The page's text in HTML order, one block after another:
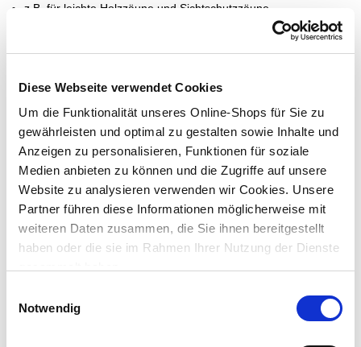
Diese Webseite verwendet Cookies
Um die Funktionalität unseres Online-Shops für Sie zu
gewährleisten und optimal zu gestalten sowie Inhalte und
Anzeigen zu personalisieren, Funktionen für soziale
Medien anbieten zu können und die Zugriffe auf unsere
Website zu analysieren verwenden wir Cookies. Unsere
Partner führen diese Informationen möglicherweise mit
weiteren Daten zusammen, die Sie ihnen bereitgestellt
haben oder die sie im Rahmen Ihrer Nutzung der Dienste
Notwendig
z.B. für leichte Holzzäune und Sichtschutzzäune
Dieser Artikel ist online nicht bestellbar. Bitte prüfe die
einen Markt
Verfügbarkeit:
Jetzt prüfen und Markt auswählen